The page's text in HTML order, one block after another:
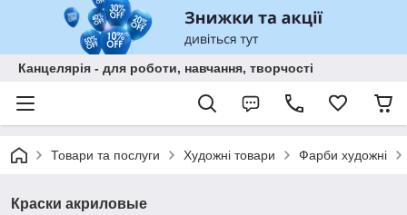
Канцелярія - для роботи, навчання, творчості
Товари та послуги Художні товари Фарби художні
Краски акриловые